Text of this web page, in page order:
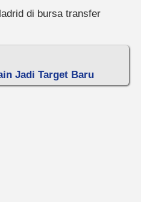
di bursa transfer
Jadi Target Baru